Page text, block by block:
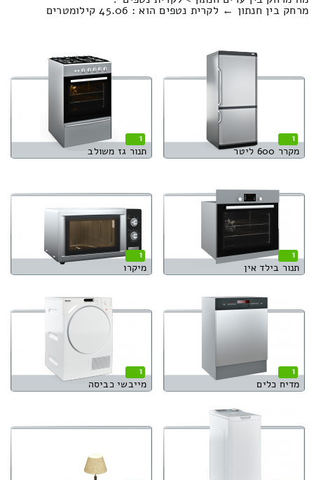
מרחק בין חנתון ← לקרית נטפים הוא : 45.06 קילומטרים
1
מקרר 600 ליטר
1
תנור גז משולב
1
תנור בילד אין
1
מיקרו
1
מדיח כלים
1
מייבשי כביסה